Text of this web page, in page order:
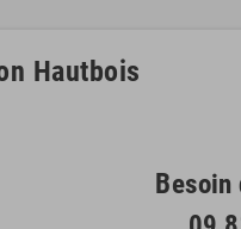
Hautbois